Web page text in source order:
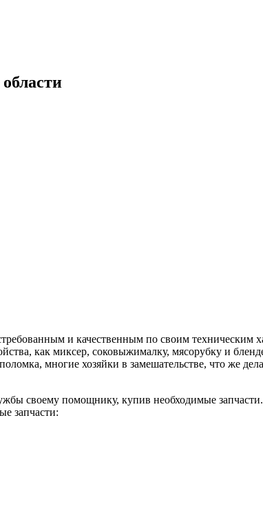
и качественным по своим техническим
как миксер, соковыжималку, мясорубку и
многие хозяйки в замешательстве, что же
своему помощнику, купив необходимые
запчасти: